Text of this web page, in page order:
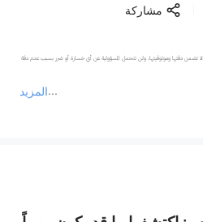
مشاركة
المزيد
دقتها وموثوقيتها، ولن تتحمل المسؤولية عن أي خسارة أو ضرر بسبب عدم دقة
أي مشورة استثمارية، ولا تقدم أي التزامات أو ضمانات.